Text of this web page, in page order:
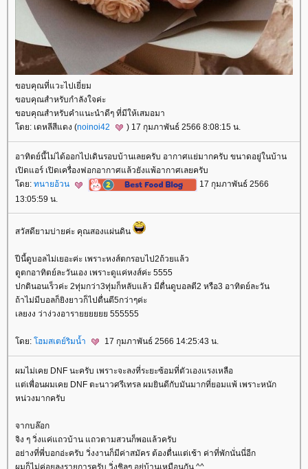
ขอบคุณที่แวะไปเยี่ยม
ขอบคุณสำหรับกำลังใจค่ะ
ขอบคุณสำหรับคำแนะนำดีๆ ที่มีให้เสมอมา
ดย: เดหลีสีแดง (noinoi42 ) 17 กุมภาพันธ์ 2566 8:08:15 น.
อาทิตย์นี้ไม่ได้ออกไปเดินรอบบ้านเลยครับ อากาศแย่มากครับ ขนาดอยู่ในบ้าน
เปิดแอร์ เปิดเครื่องฟอกอากาศแล้วยังแพ้อากาศเลยครับ
ดย: ทนายอ้วน
17 กุมภาพันธ์ 2566
13:05:59 น.
สวัสดียามบ่ายค่ะ คุณสองแผ่นดิน
ปีนี้ดูบอลไม่เยอะค่ะ เพราะหงส์ตกรอบไป2ถ้วยแล้ว
ดูตกอาทิตย์ละวันเอง เพราะดูแค่หงส์ค่ะ 5555
ปกตินอนเร็วค่ะ 2ทุ่มกว่า3ทุ่มก็หลับแล้ว มีตื่นดูบอลตี2 หรือ3 อาทิตย์ละวัน
ถ้าไม่มีบอลก็ยิงยาวก็ไปตื่นตี5กว่าๆค่ะ
เลยงง ว่าง่วงอารายยยยยย 555555
ดย: ฮมสเตย์ริมน้ำ 17 กุมภาพันธ์ 2566 14:25:43 น.
ผมไม่เคย DNF นะครับ เพราะจะลงที่ระยะซ้อมที่ตัวเองแรงเหลือ
ต่เพื่อนผมเคย DNF ตะนาวศรีเทรล ผมยินดีกับมันมากที่ยอมแพ้ เพราะหนัก
หน่วงมากครับ
จากบล๊อก
จิง ๆ วิ่งแค่แถวบ้าน แถวตามสวนก็พอแล้วครับ
อย่างที่พี่บอกอ่ะครับ วิ่งงานก็มีค่าสมัคร ต้องตื่นแต่เช้า ค่าที่พักนั่นนี่อีก
ผมก็ไม่ค่อยลงรายการครับ วิ่งชิลๆ อยู่บ้านเหมือนกัน ^^